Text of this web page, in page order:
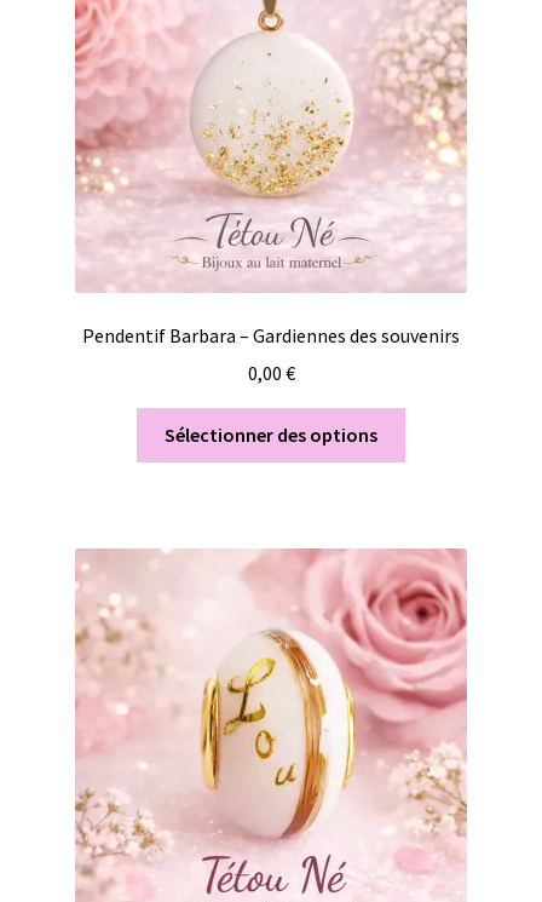
Pendentif Barbara – Gardiennes des souvenirs
0,00 €
Sélectionner des options